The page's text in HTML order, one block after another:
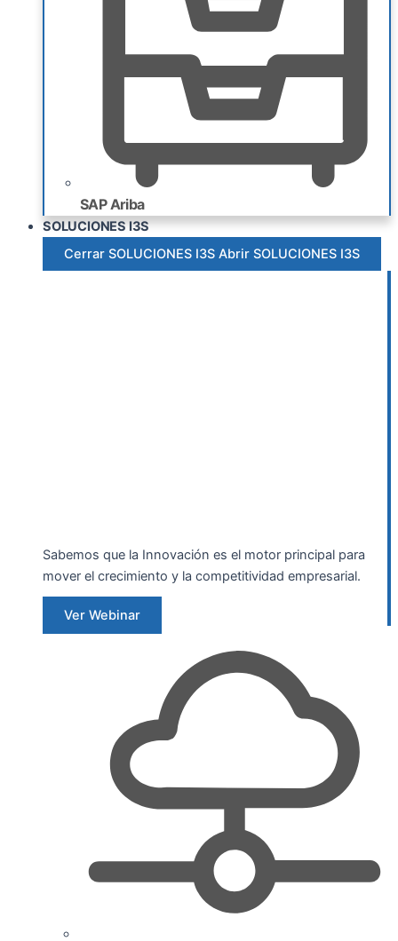
SAP Ariba
SOLUCIONES I3S
Cerrar SOLUCIONES I3S Abrir SOLUCIONES I3S
Sabemos que la Innovación es el motor principal para
mover el crecimiento y la competitividad empresarial.
Ver Webinar